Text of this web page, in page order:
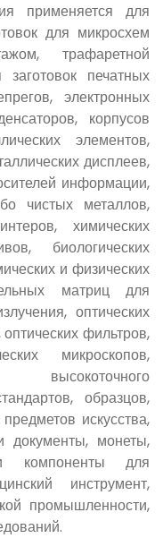
применяется для
для микросхем
трафаретной
печатных
электронных
корпусов
элементов,
дисплеев,
информации,
чистых металлов,
химических
биологических
и физических
матриц для
оптических
фильтров,
микроскопов,
высокоточного
образцов,
искусства,
документы, монеты,
компоненты для
инструмент,
промышленности,